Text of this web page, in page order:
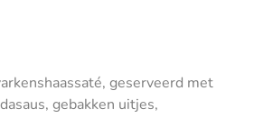
geserveerd met
gebakken uitjes,